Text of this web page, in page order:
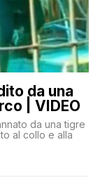
da una
| VIDEO
da una tigre
al collo e alla